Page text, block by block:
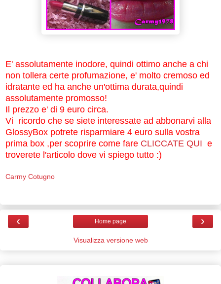
E' assolutamente inodore, quindi ottimo anche a chi
non tollera certe profumazione, e' molto cremoso ed
idratante ed ha anche un'ottima durata,quindi
assolutamente promosso!
Il prezzo e' di 9 euro circa.
Vi ricordo che se siete interessate ad abbonarvi alla
GlossyBox potrete risparmiare 4 euro sulla vostra
prima box ,per scoprire come fare CLICCATE QUI e
troverete l'articolo dove vi spiego tutto :)
Carmy Cotugno
‹ ›
Home page
Visualizza versione web